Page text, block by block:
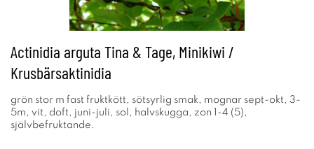
Actinidia arguta Tina & Tage, Minikiwi /
Krusbärsaktinidia
grön stor m fast fruktkött, sötsyrlig smak, mognar sept-okt, 3-
5m, vit, doft, juni-juli, sol, halvskugga, zon 1-4 (5),
självbefruktande.